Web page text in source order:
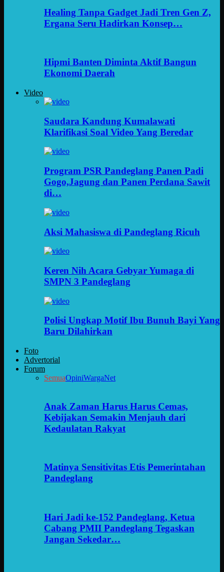
Healing Tanpa Gadget Jadi Tren Gen Z,
Ergana Seru Hadirkan Konsep…
Hipmi Banten Diminta Aktif Bangun
Ekonomi Daerah
Video
Saudara Kandung Kumalawati
Klarifikasi Soal Video Yang Beredar
Program PSR Pandeglang Panen Padi
Gogo,Jagung dan Panen Perdana Sawit
di…
Aksi Mahasiswa di Pandeglang Ricuh
Keren Nih Acara Gebyar Yumaga di
SMPN 3 Pandeglang
Polisi Ungkap Motif Ibu Bunuh Bayi Yang
Baru Dilahirkan
Foto
Advertorial
Forum
SemuaOpiniWargaNet
Anak Zaman Harus Harus Cemas,
Kebijakan Semakin Menjauh dari
Kedaulatan Rakyat
Matinya Sensitivitas Etis Pemerintahan
Pandeglang
Hari Jadi ke-152 Pandeglang, Ketua
Cabang PMII Pandeglang Tegaskan
Jangan Sekedar…